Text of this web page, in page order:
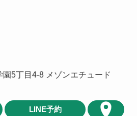
5丁目4-8 メゾンエチュード
LINE予約